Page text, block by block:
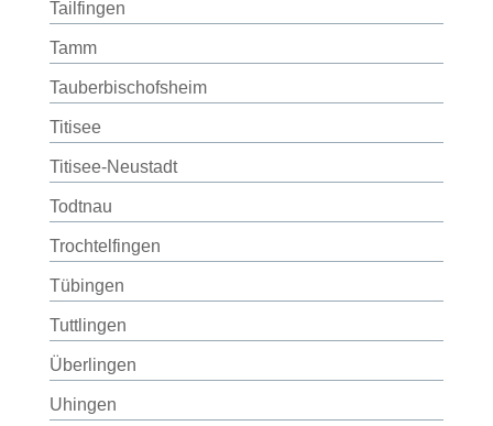
Tailfingen
Tamm
Tauberbischofsheim
Titisee
Titisee-Neustadt
Todtnau
Trochtelfingen
Tübingen
Tuttlingen
Überlingen
Uhingen